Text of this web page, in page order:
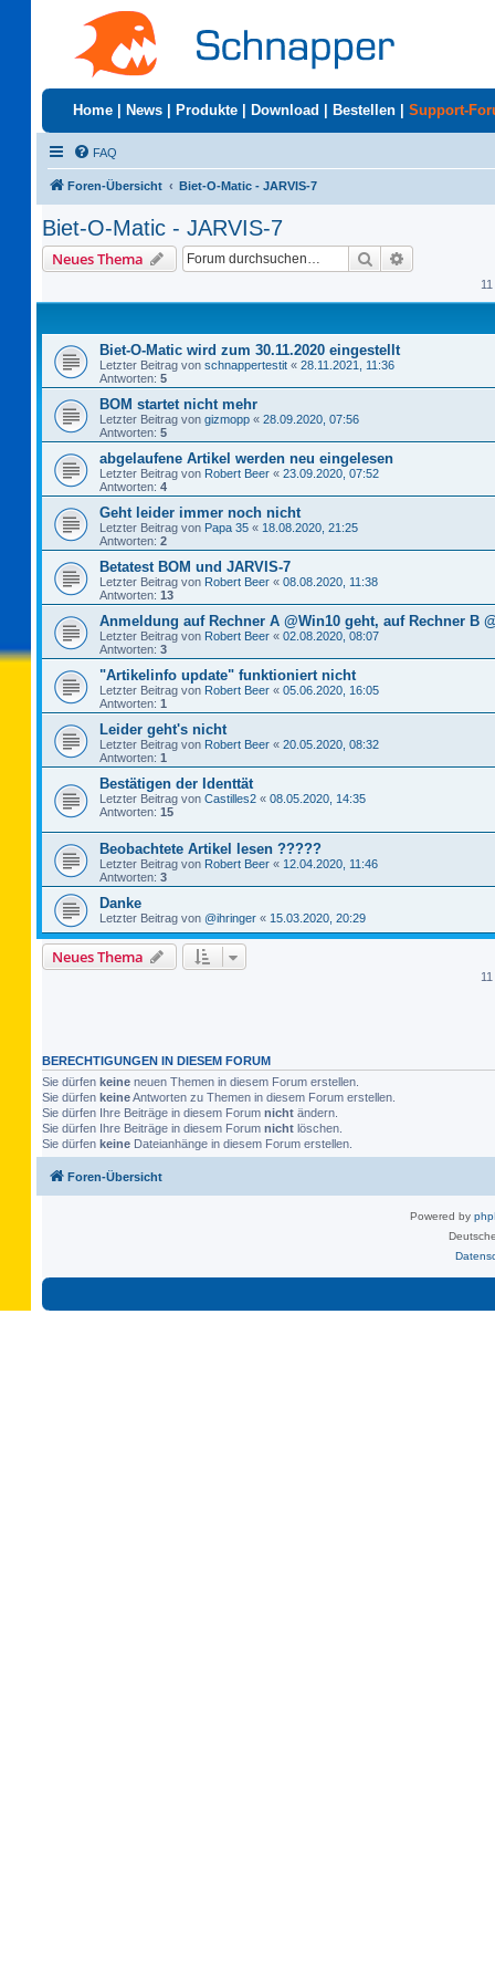
Home News Produkte Download Bestellen Support-
FAQ
Foren-Übersicht Biet-O-Matic - JARVIS-7
Biet-O-Matic - JARVIS-7
Neues Thema Suche
Biet-O-Matic wird zum 30.11.2020 eingestellt
Letzter Beitrag von schnappertestit « 28.11.2021, 11:36
Antworten: 5
BOM startet nicht mehr
Letzter Beitrag von gizmopp « 28.09.2020, 07:56
Antworten: 5
abgelaufene Artikel werden neu eingelesen
Letzter Beitrag von Robert Beer « 23.09.2020, 07:52
Antworten: 4
Geht leider immer noch nicht
Letzter Beitrag von Papa 35 « 18.08.2020, 21:25
Antworten: 2
Betatest BOM und JARVIS-7
Letzter Beitrag von Robert Beer « 08.08.2020, 11:38
Antworten: 13
Anmeldung auf Rechner A @Win10 geht, auf Rechner B
Letzter Beitrag von Robert Beer « 02.08.2020, 08:07
Antworten: 3
"Artikelinfo update" funktioniert nicht
Letzter Beitrag von Robert Beer « 05.06.2020, 16:05
Antworten: 1
Leider geht's nicht
Letzter Beitrag von Robert Beer « 20.05.2020, 08:32
Antworten: 1
Bestätigen der Identtät
Letzter Beitrag von Castilles2 « 08.05.2020, 14:35
Antworten: 15
Beobachtete Artikel lesen ?????
Letzter Beitrag von Robert Beer « 12.04.2020, 11:46
Antworten: 3
Danke
Letzter Beitrag von @ihringer « 15.03.2020, 20:29
Neues Thema
BERECHTIGUNGEN IN DIESEM FORUM
Sie dürfen keine neuen Themen in diesem Forum erstellen.
Sie dürfen keineAntworten zu Themen in diesem Forum erstellen.
Sie dürfen Ihre Beiträge in diesem Forum nicht ändern.
Sie dürfen Ihre Beiträge in diesem Forum nicht löschen.
Sie dürfen keine Dateianhänge in diesem Forum erstellen.
Foren-Übersicht
Powered by